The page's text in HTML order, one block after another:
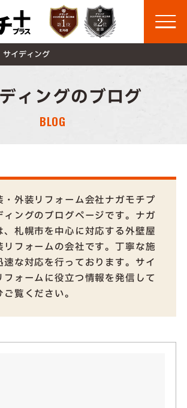
サイディング
ィングのブログ
BLOG
・外装リフォーム会社ナガモチプ
ィングのブログページです。ナガ
、札幌市を中心に対応する外壁屋
リフォームの会社です。丁寧な施
速な対応を行っております。サイ
フォームに役立つ情報を発信して
覧ください。